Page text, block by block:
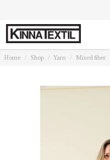
Home Shop Yarn Mixed fiber